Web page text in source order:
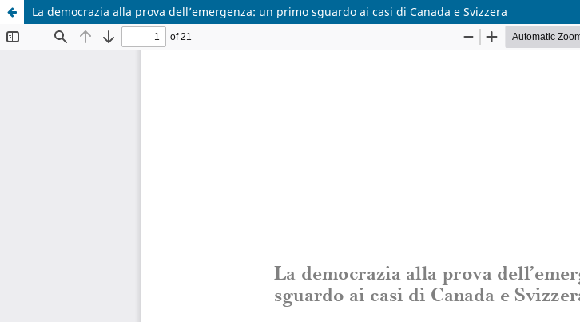
La democrazia alla prova dell’emergenza: un primo sguardo ai casi di Canada e Svizzera